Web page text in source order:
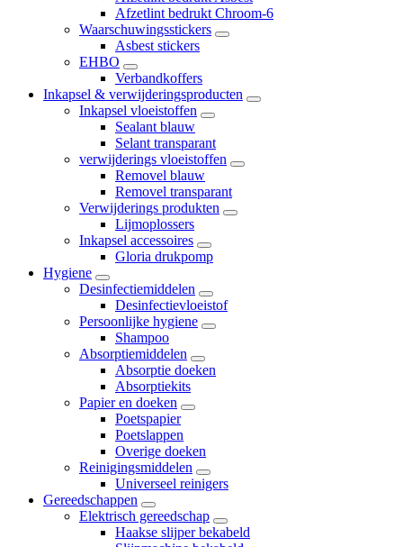
Afzetlint bedrukt Chroom-6
Waarschuwingsstickers
Asbest stickers
EHBO
Verbandkoffers
Inkapsel & verwijderingsproducten
Inkapsel vloeistoffen
Sealant blauw
Selant transparant
verwijderings vloeistoffen
Removel blauw
Removel transparant
Verwijderings produkten
Lijmoplossers
Inkapsel accessoires
Gloria drukpomp
Hygiene
Desinfectiemiddelen
Desinfectievloeistof
Persoonlijke hygiene
Shampoo
Absorptiemiddelen
Absorptie doeken
Absorptiekits
Papier en doeken
Poetspapier
Poetslappen
Overige doeken
Reinigingsmiddelen
Universeel reinigers
Gereedschappen
Elektrisch gereedschap
Haakse slijper bekabeld